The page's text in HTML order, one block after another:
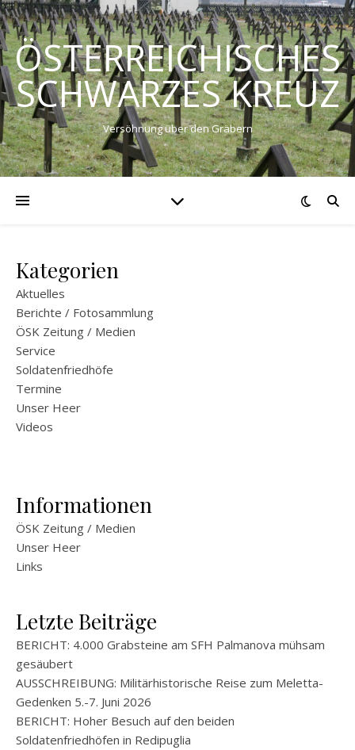
ÖSTERREICHISCHES
SCHWARZES KREUZ
Versöhnung über den Gräbern
Kategorien
Aktuelles
Berichte / Fotosammlung
ÖSK Zeitung / Medien
Service
Soldatenfriedhöfe
Termine
Unser Heer
Videos
Informationen
ÖSK Zeitung / Medien
Unser Heer
Links
Letzte Beiträge
BERICHT: 4.000 Grabsteine am SFH Palmanova mühsam
gesäubert
AUSSCHREIBUNG: Militärhistorische Reise zum Meletta-
Gedenken 5.-7. Juni 2026
BERICHT: Hoher Besuch auf den beiden
Soldatenfriedhöfen in Redipuglia